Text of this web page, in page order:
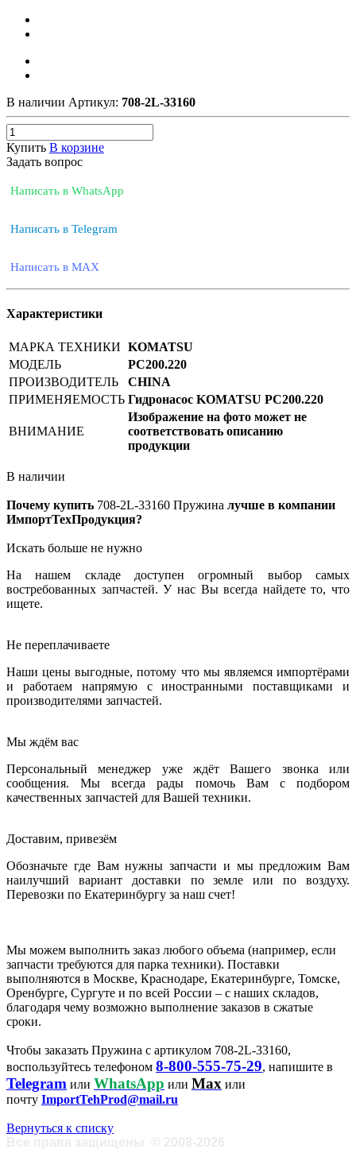
В наличии Артикул: 708-2L-33160
Купить В корзине
Задать вопрос
Написать в WhatsApp
Написать в Telegram
Написать в MAX
Характеристики
МАРКА ТЕХНИКИ KOMATSU
МОДЕЛЬ
PC200.220
ПРОИЗВОДИТЕЛЬ
CHINA
ПРИМЕНЯЕМОСТЬ Гидронасос KOMATSU PC200.220
ВНИМАНИЕ
Изображение на фото может не
соответствовать описанию
продукции
В наличии
Почему купить 708-2L-33160 Пружина лучше в компании
ИмпортТехПродукция?
Искать больше не нужно
На нашем складе доступен огромный выбор самых
востребованных запчастей. У нас Вы всегда найдете то, что
ищете.
Не переплачиваете
Наши цены выгодные, потому что мы являемся импортёрами
и работаем напрямую с иностранными поставщиками и
производителями запчастей.
Мы ждём вас
Персональный менеджер уже ждёт Вашего звонка или
сообщения. Мы всегда рады помочь Вам с подбором
качественных запчастей для Вашей техники.
Доставим, привезём
Обозначьте где Вам нужны запчасти и мы предложим Вам
наилучший вариант доставки по земле или по воздуху.
Перевозки по Екатеринбургу за наш счет!
Мы можем выполнить заказ любого объема (например, если
запчасти требуются для парка техники). Поставки
выполняются в Москве, Краснодаре, Екатеринбурге, Томске,
Оренбурге, Сургуте и по всей России – с наших складов,
благодаря чему возможно выполнение заказов в сжатые
сроки.
Чтобы заказать Пружина с артикулом 708-2L-33160,
воспользуйтесь телефоном 8-800-555-75-29, напишите в
Telegram или WhatsApp или Max или
почту ImportTehProd@mail.ru
Вернуться к списку